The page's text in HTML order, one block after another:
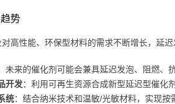
势
高性能、环保型材料的需求不断增长，延
未来的催化剂可能会兼具延迟发泡、阻燃、
开发：利用可再生资源合成新型延迟型催化
统：结合纳米技术和温敏/光敏材料，实现按